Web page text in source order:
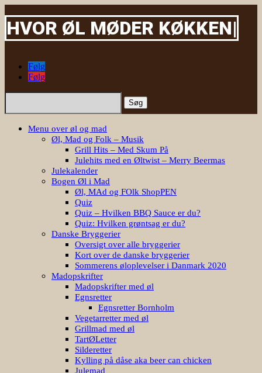
HVOR ØL MØDER |
Følg
Følg
Søg
Menu over øl og mad
Øl, Mad og Folk – Musik
Grill Hits – Med Skum På
Julehits med en Øltwist – Merry Beermas
Julekalender
Bogen Øl i Mad
Øl, MAd og FOlk ShopPEN
Quiz
Quiz – Hvilken BBQ Sauce er du?
Quiz: Hvilken grøntsag er du?
Danske Bryggerier
Oversigt over alle bryggerier
Kort over de danske bryggerier
Sommerens øloplevelser i Danmark 2020
Madopskrifter
Madopskrifter med øl
Egnsretter
Egnsretter Bornholm
Vegetarretter med øl
Grillmad med øl
TartØLetter
Silderetter
Kylling på dåse aka beer can chicken
Julemad